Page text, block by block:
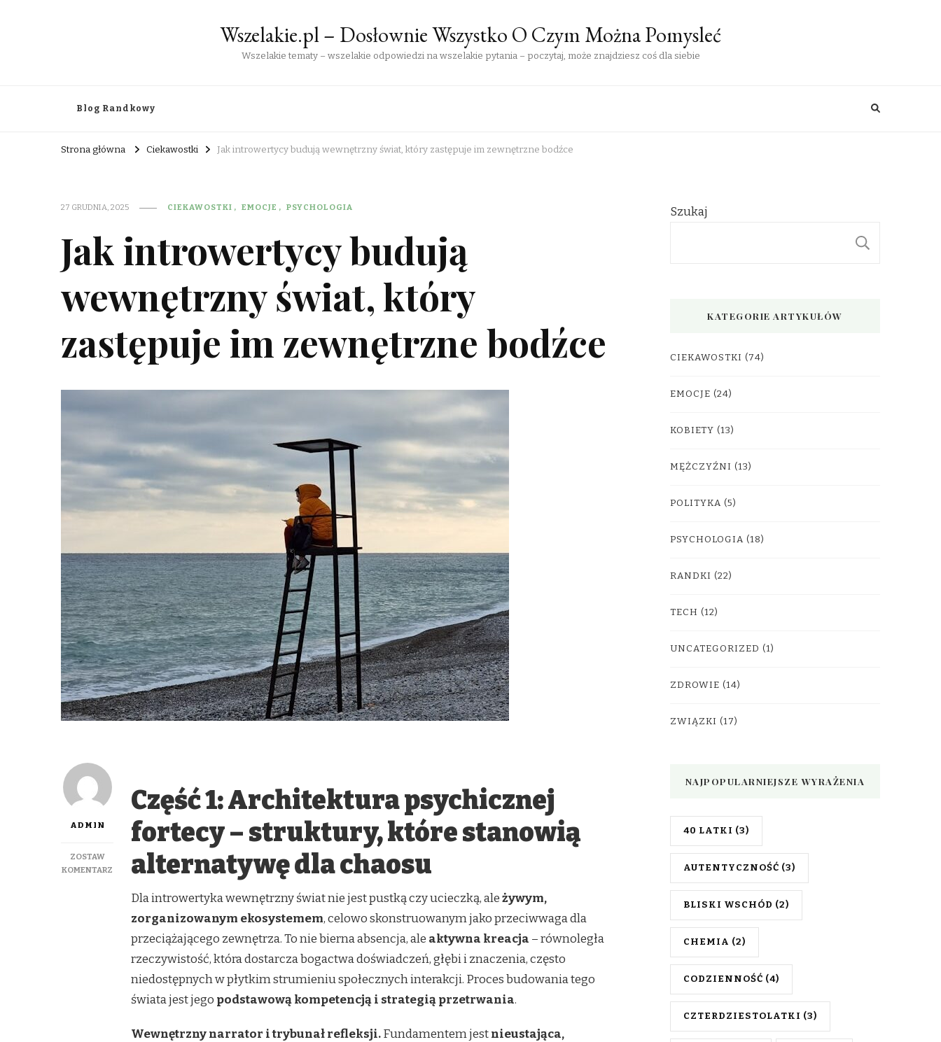
Wszelakie.pl – Dosłownie Wszystko O Czym Można Pomysleć
Wszelakie tematy – wszelakie odpowiedzi na wszelakie pytania – poczytaj, może znajdziesz coś dla siebie
Blog Randkowy
Strona główna Ciekawostki Jak introwertycy budują wewnętrzny świat, który zastępuje im zewnętrzne bodźce
27 GRUDNIA, 2025 CIEKAWOSTKI EMOCJE PSYCHOLOGIA
Jak introwertycy budują
wewnętrzny świat, który
zastępuje im zewnętrzne bodźce
ADMIN
ZOSTAW
KOMENTARZ
INTROWERTYCY
WEWNĘTRZNY
ŚWIAT,
ZASTĘPUJE
BODŹCE
Część 1: Architektura psychicznej
fortecy – struktury, które stanowią
alternatywę dla chaosu
Dla introwertyka wewnętrzny świat nie jest pustką czy ucieczką, ależywym,
zorganizowanym ekosystemem, celowo skonstruowanym jako przeciwwaga dla
przeciążającego zewnętrza. To nie bierna absencja, ale aktywna kreacja – równoległa
rzeczywistość, która dostarcza bogactwa doświadczeń, głębi i znaczenia, często
niedostępnych w płytkim strumieniu społecznych interakcji. Proces budowania tego
świata jest jego podstawową kompetencją i strategią przetrwania.
Wewnętrzny narrator i trybunał refleksji.Fundamentem jestnieustająca,
Szukaj
KATEGORIE ARTYKUŁÓW
CIEKAWOSTKI (74)
EMOCJE (24)
KOBIETY (13)
MĘŻCZYŹNI (13)
POLITYKA (5)
PSYCHOLOGIA (18)
RANDKI (22)
TECH (12)
UNCATEGORIZED (1)
ZDROWIE (14)
ZWIĄZKI (17)
NAJPOPULARNIEJSZE WYRAŻENIA
40 LATKI (3)
AUTENTYCZNOŚĆ (3)
BLISKI WSCHÓD (2)
CHEMIA (2)
CODZIENNOŚĆ (4)
CZTERDZIESTOLATKI (3)